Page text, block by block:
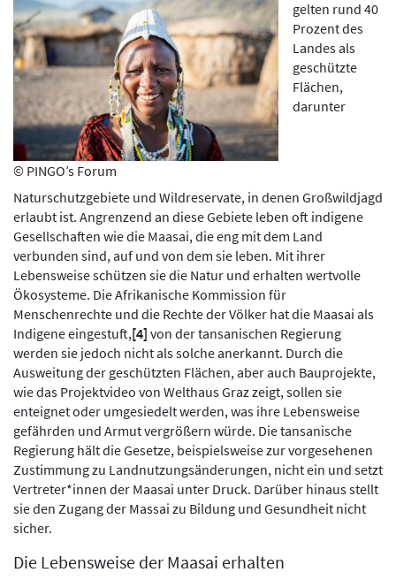
© PINGO’s Forum
gelten rund 40
Prozent des
Landes als
geschützte
Flächen,
darunter
Naturschutzgebiete und Wildreservate, in denen Großwildjagd
erlaubt ist. Angrenzend an diese Gebiete leben oft indigene
Gesellschaften wie die Maasai, die eng mit dem Land
verbunden sind, auf und von dem sie leben. Mit ihrer
Lebensweise schützen sie die Natur und erhalten wertvolle
Ökosysteme. Die Afrikanische Kommission für
Menschenrechte und die Rechte der Völker hat die Maasai als
Indigene eingestuft,[4] von der tansanischen Regierung
werden sie jedoch nicht als solche anerkannt. Durch die
Ausweitung der geschützten Flächen, aber auch Bauprojekte,
wie das Projektvideo von Welthaus Graz zeigt, sollen sie
enteignet oder umgesiedelt werden, was ihre Lebensweise
gefährden und Armut vergrößern würde. Die tansanische
Regierung hält die Gesetze, beispielsweise zur vorgesehenen
Zustimmung zu Landnutzungsänderungen, nicht ein und setzt
Vertreter*innen der Maasai unter Druck. Darüber hinaus stellt
sie den Zugang der Massai zu Bildung und Gesundheit nicht
sicher.
Die Lebensweise der Maasai erhalten